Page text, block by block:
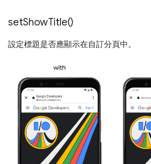
setShowTitle()
設定標題是否應顯示在自訂分頁中。